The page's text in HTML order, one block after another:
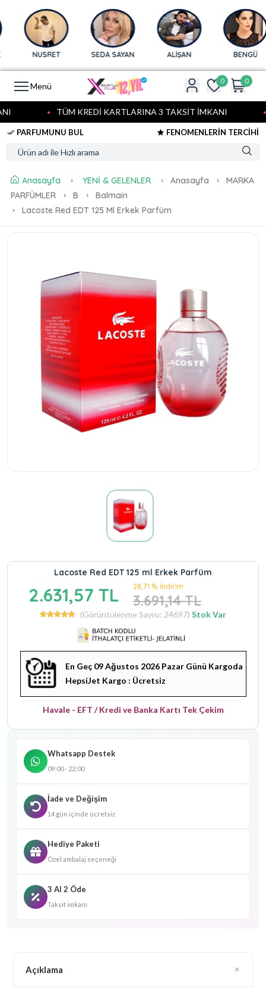
NUSRET SEDA SAYAN ALİŞAN BENGÜ
Menü 0 0
TÜM KREDİ KARTLARINA 3 TAKSİT İMKANI
PARFUMUNU BUL FENOMENLERİN TERCİHİ
Anasayfa YENİ & GELENLER Anasayfa
MARKA
PARFÜMLER
B
Balmain
Lacoste Red EDT 125 Ml Erkek Parfüm
Lacoste Red EDT 125 ml Erkek Parfüm
2.631,57 TL 28,71 % İndirim
3.691,14 TL
(Görüntülenme Sayısı: 24697) Stok Var
En Geç 09 Ağustos 2026 Pazar Günü Kargoda
HepsiJet Kargo : Ücretsiz
Havale - EFT / Kredi ve Banka Kartı Tek Çekim
Whatsapp Destek
09:00 - 22:00
İade ve Değişim
14 gün içinde ücretsiz
Hediye Paketi
Özel ambalaj seçeneği
3 Al 2 Öde
Taksit imkanı
Açıklama